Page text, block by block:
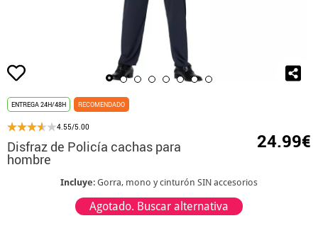
ENTREGA 24H/48H RECOMENDADO
4.55/5.00
Disfraz de Policía cachas para
hombre
24.99€
Incluye: Gorra, mono y cinturón SIN accesorios
Agotado. Buscar alternativa